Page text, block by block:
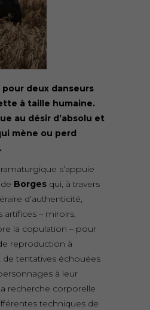
deux danseurs
à taille humaine.
au désir d’absolu et
mène ou perd
s’appuie
Borges qui, à travers
d’authenticité,
– miroirs,
la copulation – pour
reproduction à
de tentatives échouées
à leur
recherche corporelle
techniques de